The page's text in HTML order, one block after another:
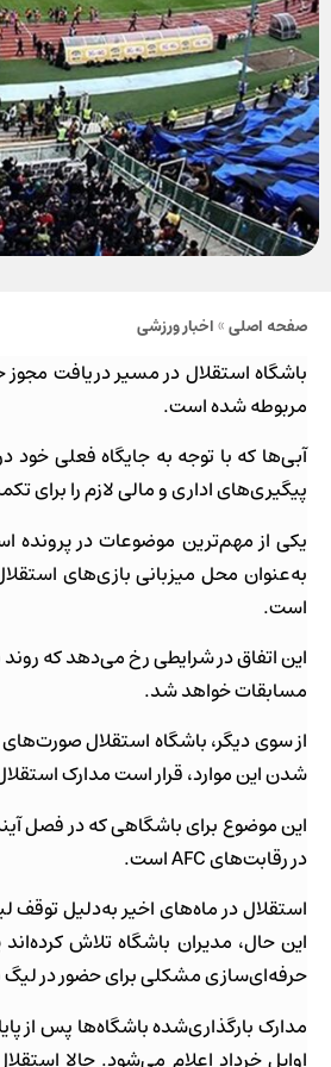
صفحه اصلی»اخبار ورزشی
باشگاه استقلال در مسیر دریافت مجوز
مربوطه شده است.
آبی‌ها که با توجه به جایگاه فعلی
پیگیری‌های اداری و مالی لازم را برای
یکی از مهم‌ترین موضوعات در پرونده
به‌عنوان محل میزبانی بازی‌های
است.
این اتفاق در شرایطی رخ می‌دهد که روند
مسابقات خواهد شد.
از سوی دیگر، باشگاه استقلال
شدن این موارد، قرار است مدارک استقلال پیش از پایان
این موضوع برای باشگاهی که در فصل
در رقابت‌های AFC است.
استقلال در ماه‌های اخیر به‌دلیل توقف
این حال، مدیران باشگاه تلاش
حرفه‌ای‌سازی مشکلی برای حضور در لیگ
مدارک بارگذاری‌شده باشگاه‌ها پس از
اوایل خرداد اعلام می‌شود. حالا